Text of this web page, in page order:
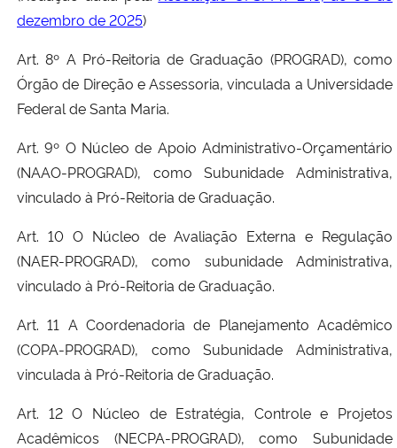
dezembro de 2025)
Art. 8º A Pró-Reitoria de Graduação (PROGRAD), como
Órgão de Direção e Assessoria, vinculada a Universidade
Federal de Santa Maria.
Art. 9º O Núcleo de Apoio Administrativo-Orçamentário
(NAAO-PROGRAD), como Subunidade Administrativa,
vinculado à Pró-Reitoria de Graduação.
Art. 10 O Núcleo de Avaliação Externa e Regulação
(NAER-PROGRAD), como subunidade Administrativa,
vinculado à Pró-Reitoria de Graduação.
Art. 11 A Coordenadoria de Planejamento Acadêmico
(COPA-PROGRAD), como Subunidade Administrativa,
vinculada à Pró-Reitoria de Graduação.
Art. 12 O Núcleo de Estratégia, Controle e Projetos
Acadêmicos (NECPA-PROGRAD), como Subunidade